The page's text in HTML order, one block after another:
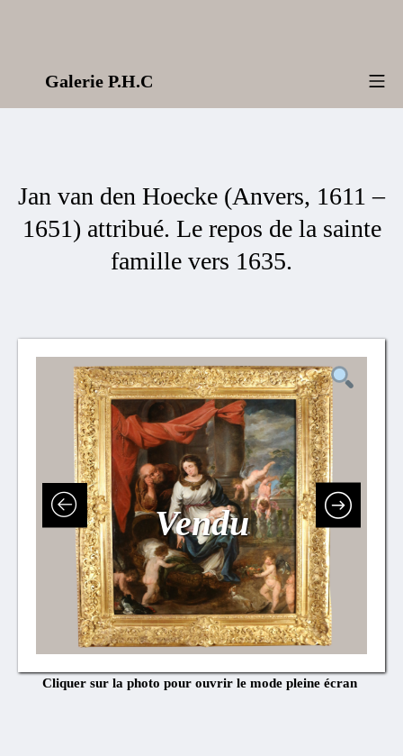
Galerie P.H.C
Jan van den Hoecke (Anvers, 1611 –
1651) attribué. Le repos de la sainte
famille vers 1635.
Vendu
Cliquer sur la photo pour ouvrir le mode pleine écran